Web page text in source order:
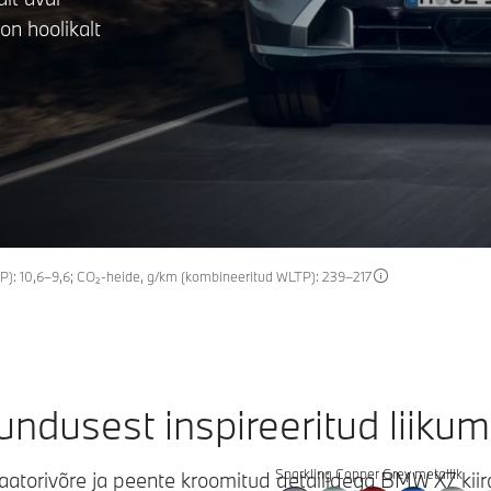
hoolikalt
10,6–9,6; CO₂-heide, g/km (kombineeritud WLTP): 239–217
inspireeritud
ja peente kroomitud detailidega BMW X7
Sparkling Copper Grey metallik